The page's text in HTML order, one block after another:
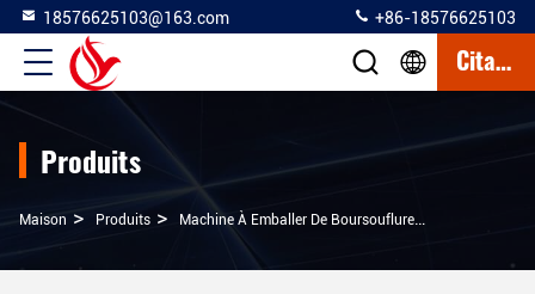
18576625103@163.com +86-18576625103
Citation
Produits
Maison > Produits > Machine À Emballer De Boursouflure De PVC D'Alu